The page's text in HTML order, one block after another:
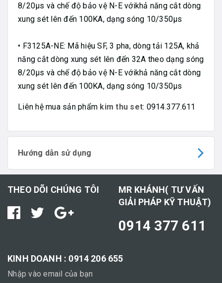
8/20µs và chế độ bảo vệ N-E vớikhả năng cắt dòng
xung sét lên đến 100KA, dạng sóng 10/350µs
• F3125A-NE: Mã hiệu SF, 3 pha, dòng tải 125A, khả
năng cắt dòng xung sét lên đến 32A theo dạng sóng
8/20µs và chế độ bảo vệ N-E vớikhả năng cắt dòng
xung sét lên đến 100KA, dạng sóng 10/350µs
Liên hệ mua sản phẩm kim thu set: 0914.377.611
Hướng dẫn sử dụng
THEO DÕI CHÚNG TÔI
MR KHÁNH( TƯ VẤN
GIẢI PHÁP KỸ THUẬT)
0914 377 611
KINH DOANH : 0914 206 655
Nhập vào email của bạn